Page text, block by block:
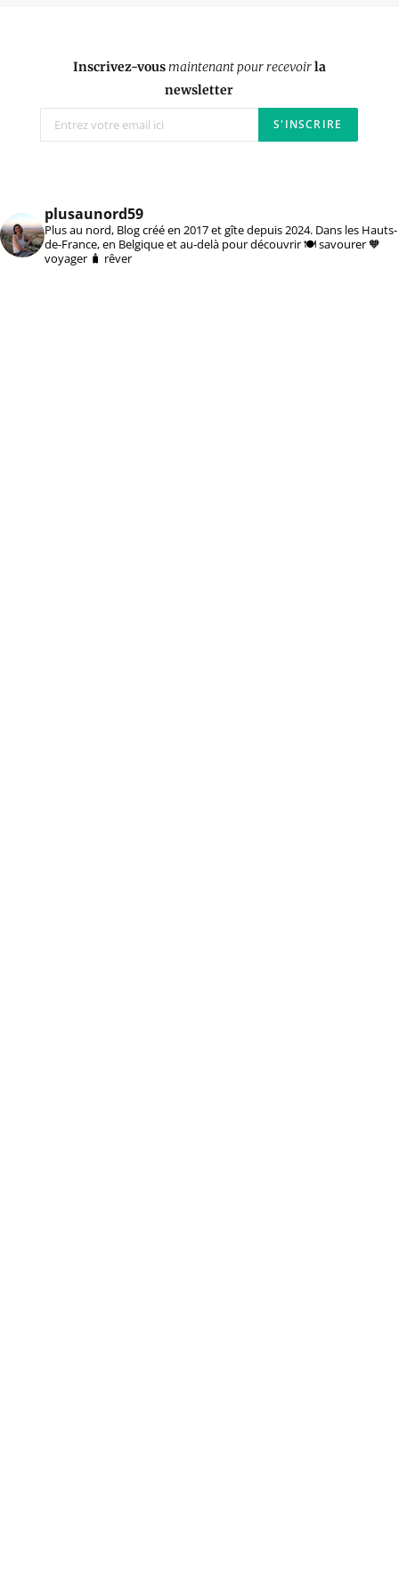
Inscrivez-vousmaintenant pour recevoirla
newsletter
plusaunord59
Plus au nord, Blog créé en 2017 et gîte depuis 2024. Dans les Hauts-
de-France, en Belgique et au-delà pour découvrir 🍽️ savourer 🧡
voyager 🧳 rêver